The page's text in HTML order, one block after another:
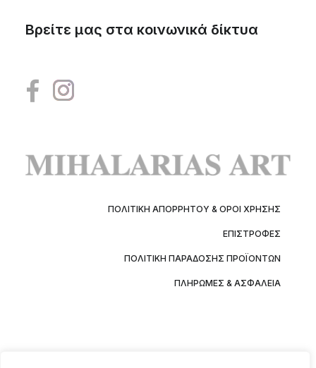
Βρείτε μας στα κοινωνικά δίκτυα
ΠΟΛΙΤΙΚΉ ΑΠΟΡΡΉΤΟΥ & ΌΡΟΙ ΧΡΉΣΗΣ
ΕΠΙΣΤΡΟΦΈΣ
ΠΟΛΙΤΙΚΉ ΠΑΡΆΔΟΣΗΣ ΠΡΟΪΌΝΤΩΝ
ΠΛΗΡΩΜΈΣ & ΑΣΦΆΛΕΙΑ